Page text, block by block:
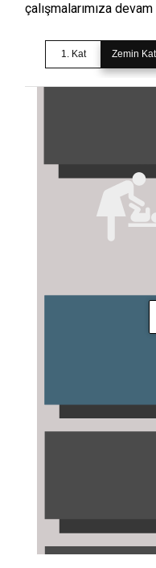
çalışmalarımıza